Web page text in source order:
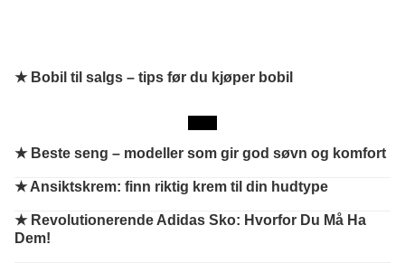
★ Bobil til salgs – tips før du kjøper bobil
★ Beste seng – modeller som gir god søvn og komfort
★Ansiktskrem: finn riktig krem til din hudtype
★ Revolutionerende Adidas Sko: Hvorfor Du Må Ha
Dem!